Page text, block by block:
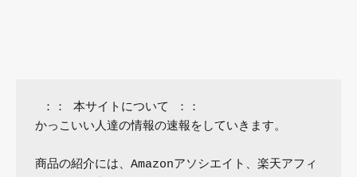
かっこいい人達の情報の速報をしていきます。
商品の紹介には、Amazonアソシエイト、楽天アフィ